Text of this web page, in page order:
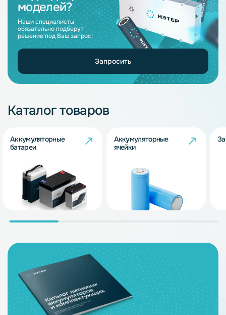
моделей?
Наши специалисты
обязательно подберут
решение под Ваш запрос!
Запросить
Каталог товаров
Аккумуляторные
батареи
Аккумуляторные
ячейки